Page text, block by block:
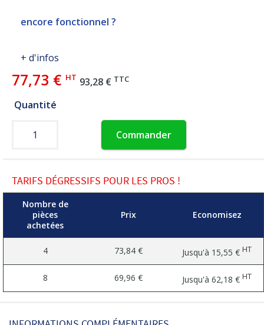
encore fonctionnel ?
+ d'infos
77,73 € HT 93,28 € TTC
Quantité
Commander
TARIFS DÉGRESSIFS POUR LES PROS !
Nombre de
pièces
achetées
Prix Economisez
4 73,84 € Jusqu'à 15,55 € HT
8 69,96 € Jusqu'à 62,18 € HT